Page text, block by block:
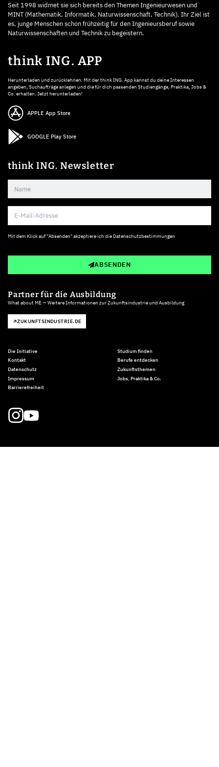
Seit 1998 widmet sie sich bereits den Themen Ingenieurwesen und
MINT (Mathematik, Informatik, Naturwissenschaft, Technik). Ihr Ziel ist
es, junge Menschen schon frühzeitig für den Ingenieursberuf sowie
Naturwissenschaften und Technik zu begeistern.
think ING. APP
Herunterladen und zurücklehnen: Mit der think ING. App kannst du deine Interessen
angeben, Suchaufträge anlegen und die für dich passenden Studiengänge, Praktika, Jobs &
Co. erhalten. Jetzt herunterladen!
APPLE App Store
GOOGLE Play Store
think ING. Newsletter
Mit dem Klick auf "Absenden" akzeptiere ich die Datenschutzbestimmungen
ABSENDEN
Partner für die Ausbildung
What about ME — Weitere Informationen zur Zukunftsindustrie und Ausbildung
ZUKUNFTSINDUSTRIE.DE
Die Initiative
Kontakt
Datenschutz
Impressum
Barrierefreiheit
Studium finden
Berufe entdecken
Zukunftsthemen
Jobs, Praktika & Co.